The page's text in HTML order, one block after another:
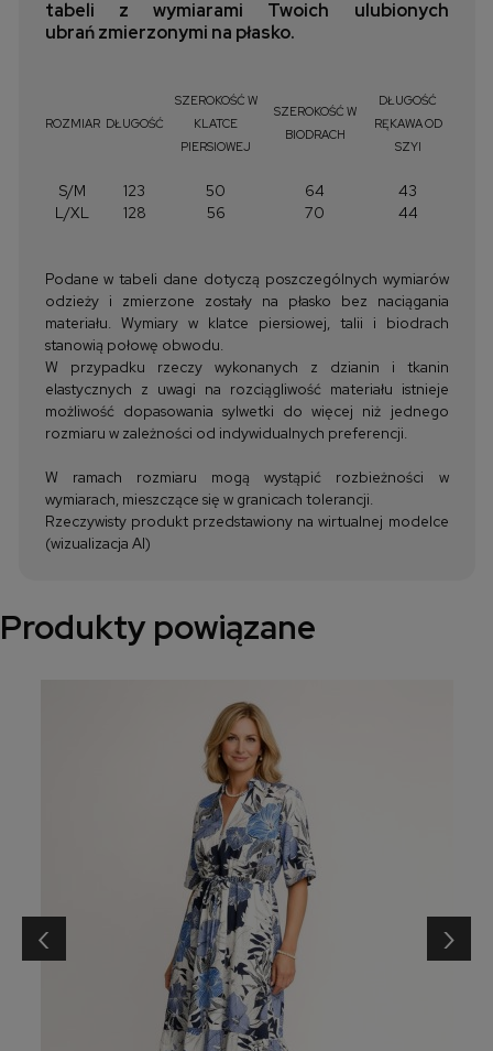
tabeli z wymiarami Twoich ulubionych
ubrań zmierzonymi na płasko.
ROZMIAR DŁUGOŚĆ
SZEROKOŚĆ W
KLATCE
PIERSIOWEJ
SZEROKOŚĆ W
BIODRACH
DŁUGOŚĆ
RĘKAWA OD
SZYI
S/M 123 50 64
43
L/XL
128 56 70 44
Podane w tabeli dane dotyczą poszczególnych wymiarów
odzieży i zmierzone zostały na płasko bez naciągania
materiału. Wymiary w klatce piersiowej, talii i biodrach
stanowią połowę obwodu.
W przypadku rzeczy wykonanych z dzianin i tkanin
elastycznych z uwagi na rozciągliwość materiału istnieje
możliwość dopasowania sylwetki do więcej niż jednego
rozmiaru w zależności od indywidualnych preferencji.
W ramach rozmiaru mogą wystąpić rozbieżności w
wymiarach, mieszczące się w granicach tolerancji.
Rzeczywisty produkt przedstawiony na wirtualnej modelce
(wizualizacja AI)
Produkty powiązane
‹ ›